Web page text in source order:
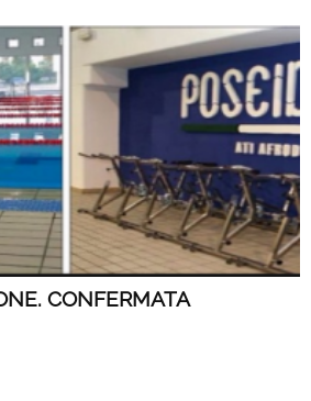
CONFERMATA